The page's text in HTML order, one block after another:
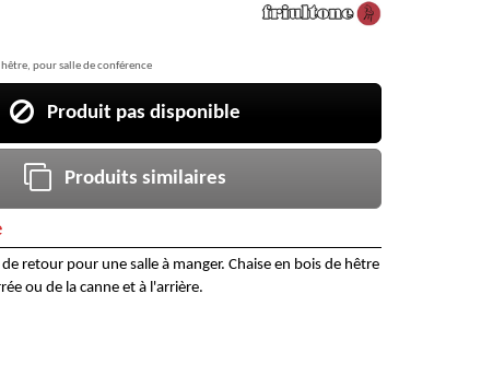
pour salle de conférence
Produit pas disponible
Produits similaires
retour pour une salle à manger. Chaise en bois de hêtre
ou de la canne et à l'arrière.